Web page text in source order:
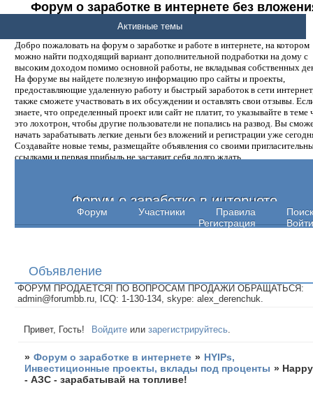
Форум о заработке в интернете без
денег.
Добро пожаловать на форум о заработке и работе в интернете, на котором
можно найти подходящий вариант дополнительной подработки на дому с
высоким доходом помимо основной работы, не вкладывая собственных
На форуме вы найдете полезную информацию про сайты и проекты,
предоставляющие удаленную работу и быстрый заработок в сети
также сможете участвовать в их обсуждении и оставлять свои отзывы.
знаете, что определенный проект или сайт не платит, то указывайте в теме
это лохотрон, чтобы другие пользователи не попались на развод. Вы
начать зарабатывать легкие деньги без вложений и регистрации уже
Создавайте новые темы, размещайте объявления со своими
ссылками и первая прибыль не заставит себя долго ждать.
Форум о заработке в интернете
Форум Участники Правила
Поиск
Регистрация
Войти
Активные темы
Объявление
ФОРУМ ПРОДАЕТСЯ! ПО ВОПРОСАМ ПРОДАЖИ ОБРАЩАТЬСЯ:
admin@forumbb.ru, ICQ: 1-130-134, skype: alex_derenchuk.
Привет, Гость! Войдите илизарегистрируйтесь
» Форум о заработке в интернете » HYIPs,
Инвестиционные проекты, вклады под проценты » Happy
- АЗС - зарабатывай на топливе!